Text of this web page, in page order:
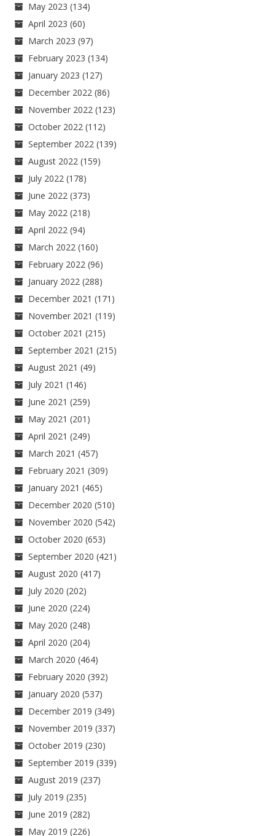
May 2023 (134)
April 2023 (60)
March 2023 (97)
February 2023 (134)
January 2023 (127)
December 2022 (86)
November 2022 (123)
October 2022 (112)
September 2022 (139)
August 2022 (159)
July 2022 (178)
June 2022 (373)
May 2022 (218)
April 2022 (94)
March 2022 (160)
February 2022 (96)
January 2022 (288)
December 2021 (171)
November 2021 (119)
October 2021 (215)
September 2021 (215)
August 2021 (49)
July 2021 (146)
June 2021 (259)
May 2021 (201)
April 2021 (249)
March 2021 (457)
February 2021 (309)
January 2021 (465)
December 2020 (510)
November 2020 (542)
October 2020 (653)
September 2020 (421)
August 2020 (417)
July 2020 (202)
June 2020 (224)
May 2020 (248)
April 2020 (204)
March 2020 (464)
February 2020 (392)
January 2020 (537)
December 2019 (349)
November 2019 (337)
October 2019 (230)
September 2019 (339)
August 2019 (237)
July 2019 (235)
June 2019 (282)
May 2019 (226)